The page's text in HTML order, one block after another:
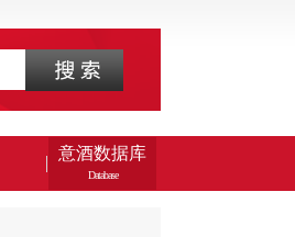
意酒数据库
Database